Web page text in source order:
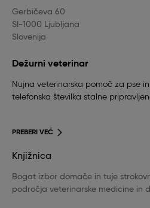
Gerbičeva 60
SI-1000 Ljubljana
Slovenija
Dežurni veterinar
Nujna veterinarska pomoč za pse
telefonska številka stalne
PREBERI VEČ
Knjižnica
Bogat izbor domače in tuje
področja veterinarske medicine in